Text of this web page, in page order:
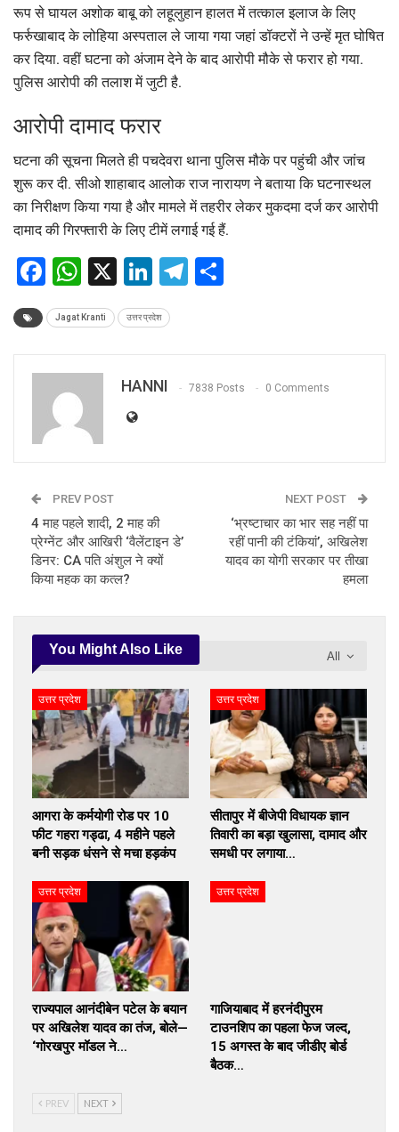
रूप से घायल अशोक बाबू को लहूलुहान हालत में तत्काल इलाज के लिए
फर्रुखाबाद के लोहिया अस्पताल ले जाया गया जहां डॉक्टरों ने उन्हें मृत घोषित
कर दिया. वहीं घटना को अंजाम देने के बाद आरोपी मौके से फरार हो गया.
पुलिस आरोपी की तलाश में जुटी है.
आरोपी दामाद फरार
घटना की सूचना मिलते ही पचदेवरा थाना पुलिस मौके पर पहुंची और जांच
शुरू कर दी. सीओ शाहाबाद आलोक राज नारायण ने बताया कि घटनास्थल
का निरीक्षण किया गया है और मामले में तहरीर लेकर मुकदमा दर्ज कर आरोपी
दामाद की गिरफ्तारी के लिए टीमें लगाई गई हैं.
Facebook
WhatsApp
X LinkedIn
Telegram
Jagat Kranti उत्तर प्रदेश
HANNI 7838 Posts 0 Comments
PREV POST
4 माह पहले शादी, 2 माह की
प्रेग्नेंट और आखिरी ‘वैलेंटाइन डे’
डिनर: CA पति अंशुल ने क्यों
किया महक का कत्ल?
NEXT POST
‘भ्रष्टाचार का भार सह नहीं पा
रहीं पानी की टंकियां’, अखिलेश
यादव का योगी सरकार पर तीखा
हमला
All
You Might Also Like
उत्तर प्रदेश
आगरा के कर्मयोगी रोड पर 10
फीट गहरा गड्ढा, 4 महीने पहले
बनी सड़क धंसने से मचा हड़कंप
उत्तर प्रदेश
सीतापुर में बीजेपी विधायक ज्ञान
तिवारी का बड़ा खुलासा, दामाद और
समधी पर लगाया…
उत्तर प्रदेश
राज्यपाल आनंदीबेन पटेल के बयान
पर अखिलेश यादव का तंज, बोले—
‘गोरखपुर मॉडल ने…
उत्तर प्रदेश
गाजियाबाद में हरनंदीपुरम
टाउनशिप का पहला फेज जल्द,
15 अगस्त के बाद जीडीए बोर्ड
बैठक…
PREV NEXT